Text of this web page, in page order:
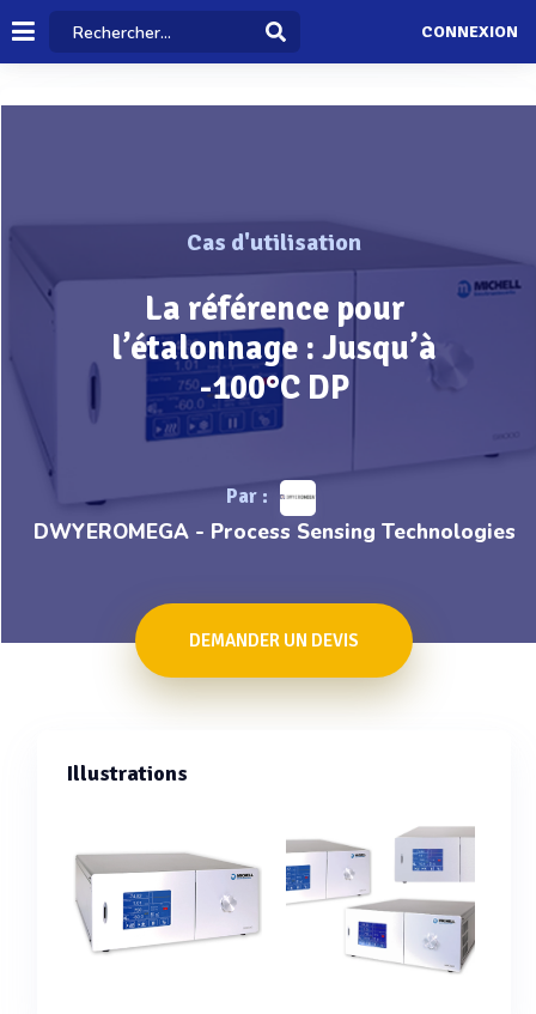
CONNEXION
Cas d'utilisation
La référence pour
l’étalonnage : Jusqu’à
-100°C DP
Par :
DWYEROMEGA - Process Sensing Technologies
DEMANDER UN DEVIS
Illustrations